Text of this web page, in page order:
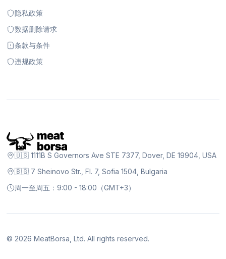
隐私政策
数据删除请求
条款与条件
违规政策
🇺🇸 1111B S Governors Ave STE 7377, Dover, DE 19904, USA
🇧🇬 7 Sheinovo Str., Fl. 7, Sofia 1504, Bulgaria
周一至周五：9:00 - 18:00（GMT+3）
© 2026 MeatBorsa, Ltd. All rights reserved.